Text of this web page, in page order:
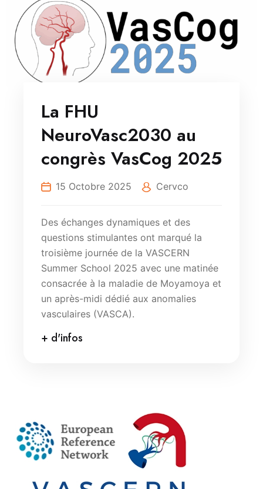
La FHU
NeuroVasc2030 au
congrès VasCog 2025
15 Octobre 2025 Cervco
Des échanges dynamiques et des
questions stimulantes ont marqué la
troisième journée de la VASCERN
Summer School 2025 avec une matinée
consacrée à la maladie de Moyamoya et
un après-midi dédié aux anomalies
vasculaires (VASCA).
+ d'infos